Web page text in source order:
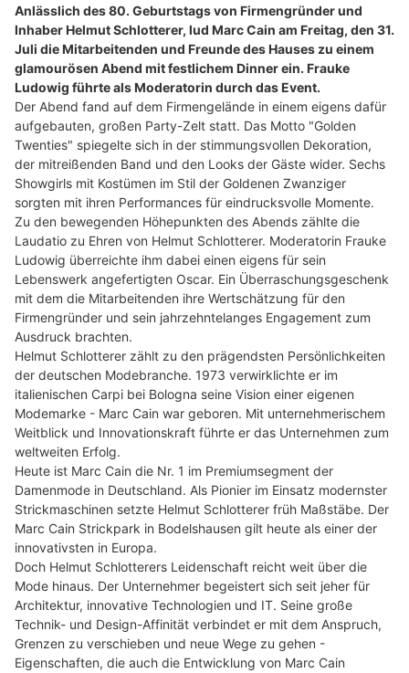
Anlässlich des 80. Geburtstags von Firmengründer und
Inhaber Helmut Schlotterer, lud Marc Cain am Freitag, den 31.
Juli die Mitarbeitenden und Freunde des Hauses zu einem
glamourösen Abend mit festlichem Dinner ein. Frauke
Ludowig führte als Moderatorin durch das Event.
Der Abend fand auf dem Firmengelände in einem eigens dafür
aufgebauten, großen Party-Zelt statt. Das Motto "Golden
Twenties" spiegelte sich in der stimmungsvollen Dekoration,
der mitreißenden Band und den Looks der Gäste wider. Sechs
Showgirls mit Kostümen im Stil der Goldenen Zwanziger
sorgten mit ihren Performances für eindrucksvolle Momente.
Zu den bewegenden Höhepunkten des Abends zählte die
Laudatio zu Ehren von Helmut Schlotterer. Moderatorin Frauke
Ludowig überreichte ihm dabei einen eigens für sein
Lebenswerk angefertigten Oscar. Ein Überraschungsgeschenk
mit dem die Mitarbeitenden ihre Wertschätzung für den
Firmengründer und sein jahrzehntelanges Engagement zum
Ausdruck brachten.
Helmut Schlotterer zählt zu den prägendsten Persönlichkeiten
der deutschen Modebranche. 1973 verwirklichte er im
italienischen Carpi bei Bologna seine Vision einer eigenen
Modemarke - Marc Cain war geboren. Mit unternehmerischem
Weitblick und Innovationskraft führte er das Unternehmen zum
weltweiten Erfolg.
Heute ist Marc Cain die Nr. 1 im Premiumsegment der
Damenmode in Deutschland. Als Pionier im Einsatz modernster
Strickmaschinen setzte Helmut Schlotterer früh Maßstäbe. Der
Marc Cain Strickpark in Bodelshausen gilt heute als einer der
innovativsten in Europa.
Doch Helmut Schlotterers Leidenschaft reicht weit über die
Mode hinaus. Der Unternehmer begeistert sich seit jeher für
Architektur, innovative Technologien und IT. Seine große
Technik- und Design-Affinität verbindet er mit dem Anspruch,
Grenzen zu verschieben und neue Wege zu gehen -
Eigenschaften, die auch die Entwicklung von Marc Cain